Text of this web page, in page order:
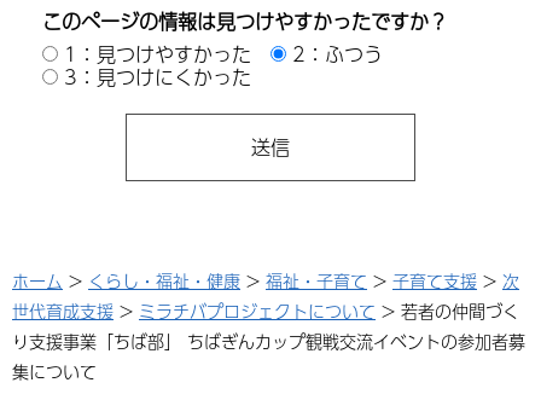
このページの情報は見つけやすかったですか？
1：見つけやすかった
2：ふつう
3：見つけにくかった
ホーム > くらし・福祉・健康 > 福祉・子育て > 子育て支援 > 次
世代育成支援 > ミラチバプロジェクトについて > 若者の仲間づく
り支援事業「ちば部」 ちばぎんカップ観戦交流イベントの参加者募
集について